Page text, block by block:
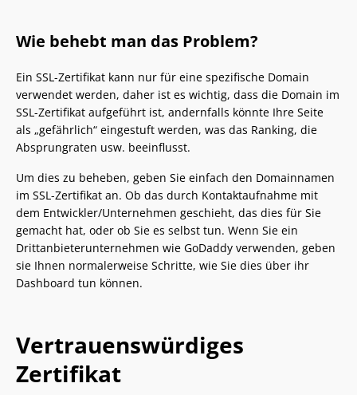
Wie behebt man das Problem?
Ein SSL-Zertifikat kann nur für eine spezifische Domain
verwendet werden, daher ist es wichtig, dass die Domain im
SSL-Zertifikat aufgeführt ist, andernfalls könnte Ihre Seite
als „gefährlich“ eingestuft werden, was das Ranking, die
Absprungraten usw. beeinflusst.
Um dies zu beheben, geben Sie einfach den Domainnamen
im SSL-Zertifikat an. Ob das durch Kontaktaufnahme mit
dem Entwickler/Unternehmen geschieht, das dies für Sie
gemacht hat, oder ob Sie es selbst tun. Wenn Sie ein
Drittanbieterunternehmen wie GoDaddy verwenden, geben
sie Ihnen normalerweise Schritte, wie Sie dies über ihr
Dashboard tun können.
Vertrauenswürdiges
Zertifikat